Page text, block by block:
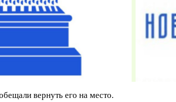
вернуть его на место.